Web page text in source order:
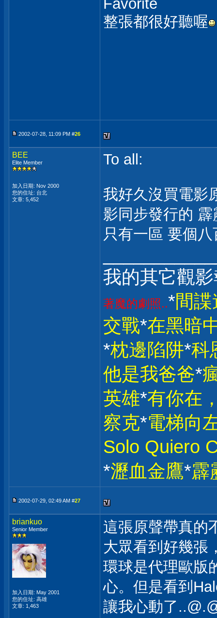
Favorite
整張都很好聽喔
2002-07-28, 11:09 PM #26
BEE
Elite Member
加入日期: Nov 2000
您的住址: 台北
文章: 5,452
To all:
我好久沒買電影
影同步發行的
只有一區 要個
我的其它觀
著魔的劇照..*間
交戰*在黑暗
*枕邊陷阱*科
他是我爸爸*
英雄*有你在
察克*電梯向
Solo Quiero
*瀝血金鷹*霹
2002-07-29, 02:49 AM #27
briankuo
Senior Member
加入日期: May 2001
您的住址: 高雄
文章: 1,463
這張原聲帶真的
大眾看到好幾張
環球是代理歐版
心。但是看到
讓我心動了